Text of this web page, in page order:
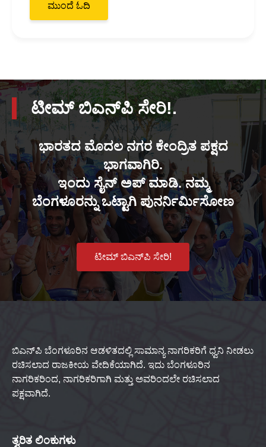
ಮುಂದೆ ಓದಿ
ಟೀಮ್ ಬಿಎನ್‌ಪಿ ಸೇರಿ!.
ಭಾರತದ ಮೊದಲ ನಗರ ಕೇಂದ್ರಿತ ಪಕ್ಷದ
ಭಾಗವಾಗಿರಿ.
ಇಂದು ಸೈನ್ ಅಪ್ ಮಾಡಿ. ನಮ್ಮ
ಬೆಂಗಳೂರನ್ನು ಒಟ್ಟಾಗಿ ಪುನರ್ನಿರ್ಮಿಸೋಣ
ಟೀಮ್ ಬಿಎನ್‌ಪಿ ಸೇರಿ!
ಬಿಎನ್‌ಪಿ ಬೆಂಗಳೂರಿನ ಆಡಳಿತದಲ್ಲಿ ಸಾಮಾನ್ಯ ನಾಗರಿಕರಿಗೆ ಧ್ವನಿ ನೀಡಲು
ರಚಿಸಲಾದ ರಾಜಕೀಯ ವೇದಿಕೆಯಾಗಿದೆ. ಇದು ಬೆಂಗಳೂರಿನ
ನಾಗರಿಕರಿಂದ, ನಾಗರಿಕರಿಗಾಗಿ ಮತ್ತು ಅವರಿಂದಲೇ ರಚಿಸಲಾದ
ಪಕ್ಷವಾಗಿದೆ.
ತ್ವರಿತ ಲಿಂಕುಗಳು